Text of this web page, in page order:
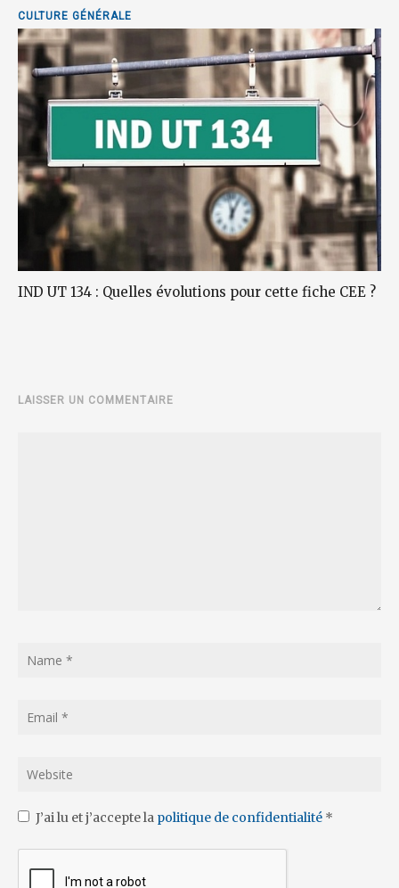
CULTURE GÉNÉRALE
IND UT 134 : Quelles évolutions pour cette fiche CEE ?
LAISSER UN COMMENTAIRE
J’ai lu et j’accepte la politique de confidentialité *